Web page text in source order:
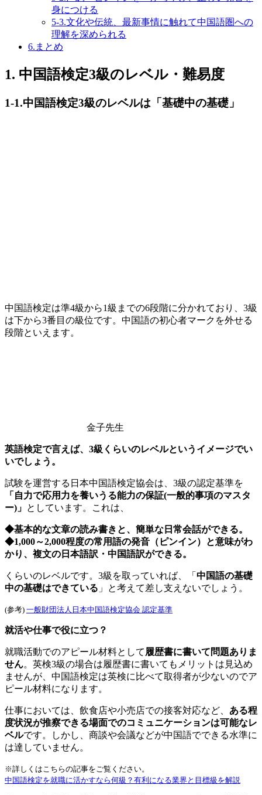
身につける
5-3.文化や伝統、最新事情に触れて中国語圏への
理解を深められる
6.まとめ
1. 中国語検定3級のレベル・難易度
1-1.中国語検定3級のレベルは「基礎中の基礎」
中国語検定は準4級から1級までの6段階に分かれており、 3級
は下から3番目の級位です。中国語の初心者マークを外せる
段階といえます。
金子先生
英語検定で言えば、3級くらいのレベルというイメージでい
いでしょう。
試験を運営する日本中国語検定協会は、 3級の認定基準を
「自力で応用力を養いうる能力の保証(一般的事項のマスタ
ー)」 としています。これは、
◆基本的な文章の読み書きと、簡単な日常会話ができる。
◆1,000～2,000程度の常用語の発音（ピンイン）と意味がわ
かり、複文の日本語訳・中国語訳ができる。
くらいのレベルです。 3級を取っていれば、「 中国語の基礎
中の基礎はできている 」と考えて差し支えないでしょう。
(参考) 一般財団法人日本中国語検定協会 認定基準
就活や仕事で役に立つ？
就職活動でのアピール材料として 履歴書に書いて問題ありま
せん。英検3級の場合は履歴書に書いてもメリットは見込め
ませんが、中国語検定は英検に比べて取得者が少ないのでア
ピール材料になります。
仕事においては、飲食店や小売店での接客対応など、 ある程
度状況が推察できる場面でのコミュニケーションは可能なレ
ベルです。しかし、商談や会議などが中国語でできる水準に
は達していません。
※詳しくはこちらの記事をご覧ください。
中国語検定を就職に活かすなら何級？有利になる業界と目標級を解説